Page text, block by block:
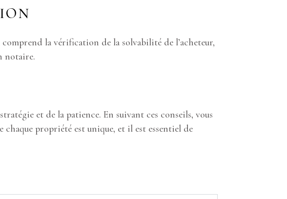
la vérification de la solvabilité de l’acheteur,
notaire.
et de la patience. En suivant ces conseils, vous
chaque propriété est unique, et il est essentiel de